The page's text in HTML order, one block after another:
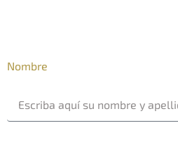
Nombre